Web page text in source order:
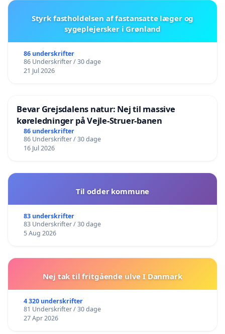
Styrk fastholdelsen af fastansatte læger og
sygeplejersker i Grønland
86 underskrifter
86 Underskrifter / 30 dage
21 Jul 2026
Bevar Grejsdalens natur: Nej til massive
køreledninger på Vejle-Struer-banen
86 underskrifter
86 Underskrifter / 30 dage
16 Jul 2026
Til odder kommune
83 underskrifter
83 Underskrifter / 30 dage
5 Aug 2026
Nej tak til fritgående ulve I Danmark
4 320 underskrifter
81 Underskrifter / 30 dage
27 Apr 2026